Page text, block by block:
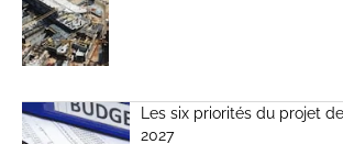
Les six priorités du projet
2027